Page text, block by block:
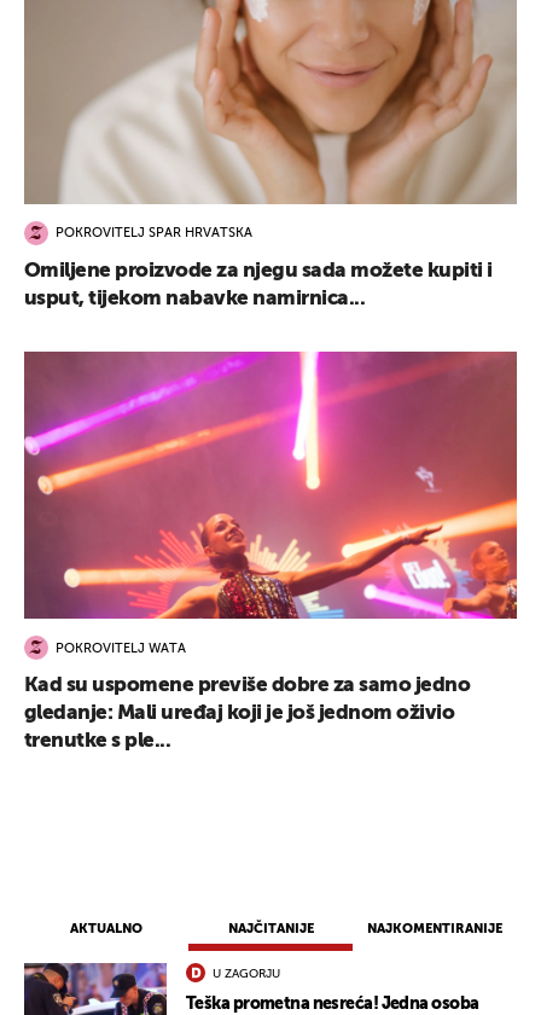
AKTUALNO NAJČITANIJE NAJKOMENTIRANIJE
U ZAGORJU
Teška prometna nesreća! Jedna osoba
POKROVITELJ SPAR HRVATSKA
Omiljene proizvode za njegu sada možete kupiti i
usput, tijekom nabavke namirnica...
POKROVITELJ WATA
Kad su uspomene previše dobre za samo jedno
gledanje: Mali uređaj koji je još jednom oživio
trenutke s ple...